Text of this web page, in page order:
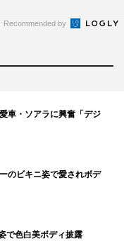
Recommended by
車・ソアラに興奮「デジ
のビキニ姿で愛されボデ
で色白美ボディ披露